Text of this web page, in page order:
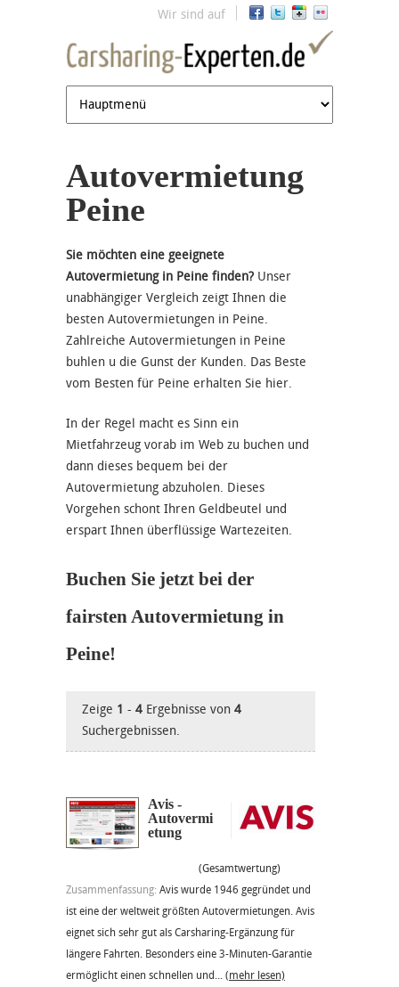
Jump to navigation
Wir sind auf
Autovermietung
Peine
Sie möchten eine geeignete
Autovermietung in Peine finden? Unser
unabhängiger Vergleich zeigt Ihnen die
besten Autovermietungen in Peine.
Zahlreiche Autovermietungen in Peine
buhlen u die Gunst der Kunden. Das Beste
vom Besten für Peine erhalten Sie hier.
In der Regel macht es Sinn ein
Mietfahrzeug vorab im Web zu buchen und
dann dieses bequem bei der
Autovermietung abzuholen. Dieses
Vorgehen schont Ihren Geldbeutel und
erspart Ihnen überflüssige Wartezeiten.
Buchen Sie jetzt bei der
fairsten Autovermietung in
Peine!
Zeige 1 - 4 Ergebnisse von 4
Suchergebnissen.
Avis -
Autovermi
etung
(Gesamtwertung)
Zusammenfassung: Avis wurde 1946 gegründet und
ist eine der weltweit größten Autovermietungen. Avis
eignet sich sehr gut als Carsharing-Ergänzung für
längere Fahrten. Besonders eine 3-Minuten-Garantie
ermöglicht einen schnellen und... (mehr lesen)